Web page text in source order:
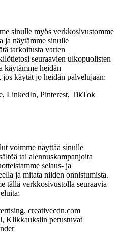
sinulle myös verkkosivustomme
ja näytämme sinulle
tarkoitusta varten
seuraavien ulkopuolisten
käytämme heidän
käytät jo heidän palvelujaan:
LinkedIn, Pinterest, TikTok
voimme näyttää sinulle
tai alennuskampanjoita
selaus- ja
ja mitata niiden onnistumista.
tällä verkkosivustolla seuraavia
creativecdn.com
Klikkauksiin perustuvat